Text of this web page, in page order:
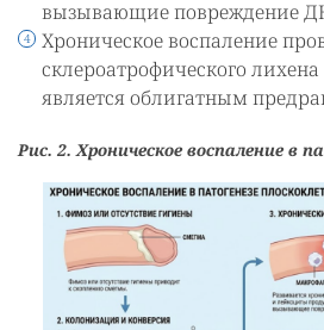
вызывающие повреждение
Хроническое воспаление
склероатрофического
является облигатным
Рис. 2. Хроническое воспаление в